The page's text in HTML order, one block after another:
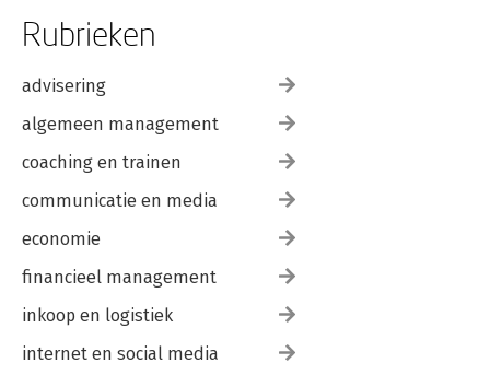
Rubrieken
advisering
algemeen management
coaching en trainen
communicatie en media
economie
financieel management
inkoop en logistiek
internet en social media